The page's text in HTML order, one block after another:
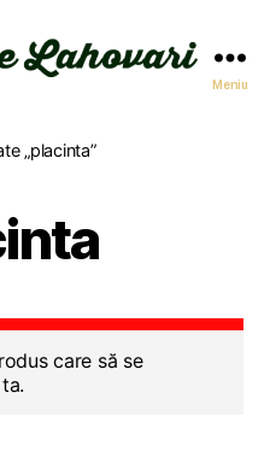
Meniu
„placinta”
care să se